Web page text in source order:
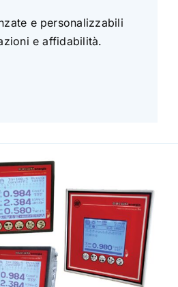
e personalizzabili
e affidabilità.